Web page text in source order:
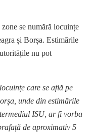
se numără locuințe
și Borșa. Estimările
nu pot
care se află pe
unde din estimările
ISU, ar fi vorba
de aproximativ 5